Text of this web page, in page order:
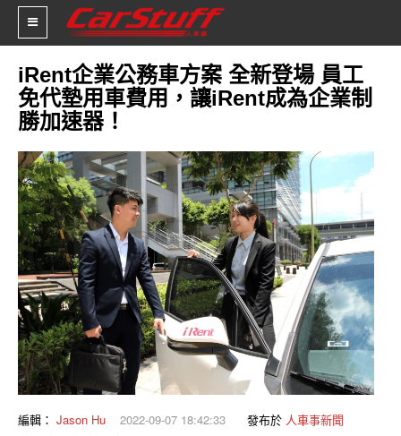
新車價格
車市新聞
賽車新聞
汽車改裝
輪胎特區
促銷訊息
人車軼事
試車報導
專題報導
iRent企業公務車方案 全新登場 員工
免代墊用車費用，讓iRent成為企業制
勝加速器！
編輯： Jason Hu 2022-09-07 18:42:33 發布於 人車事新聞